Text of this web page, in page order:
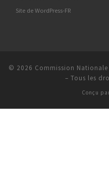
Site de WordPress-FR
© 2026 Commission
– Tous les
Conçu